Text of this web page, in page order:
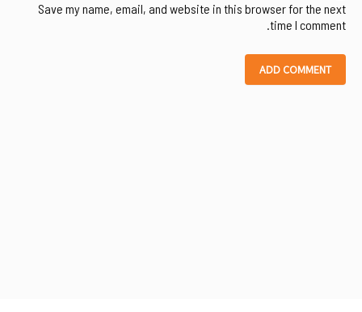
Save my name, email, and website in this browser for the next
time I comment.